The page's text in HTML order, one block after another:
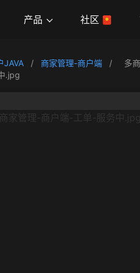
产品 社区
JAVA / 商家管理-商户端 /
多
.jpg